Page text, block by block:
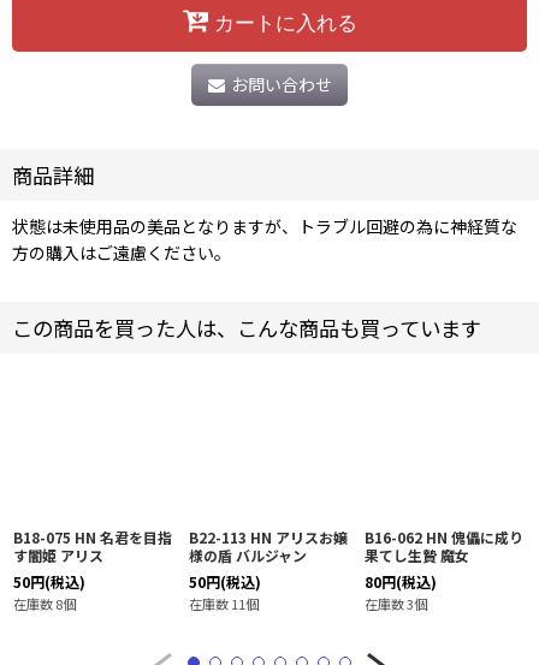
カートに入れる
お問い合わせ
商品詳細
状態は未使用品の美品となりますが、トラブル回避の為に神経質な
方の購入はご遠慮ください。
この商品を買った人は、こんな商品も買っています
B18-075 HN 名君を目指
す闇姫 アリス
50円(税込)
在庫数 8個
B22-113 HN アリスお嬢
様の盾 バルジャン
50円(税込)
在庫数 11個
B16-062 HN 傀儡に成り
果てし生贄 魔女
80円(税込)
在庫数 3個